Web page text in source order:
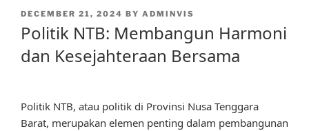
POSTED
DECEMBER 21, 2024 BY ADMINVIS
Politik NTB: Membangun Harmoni
dan Kesejahteraan Bersama
Politik NTB, atau politik di Provinsi Nusa Tenggara
Barat, merupakan elemen penting dalam pembangunan